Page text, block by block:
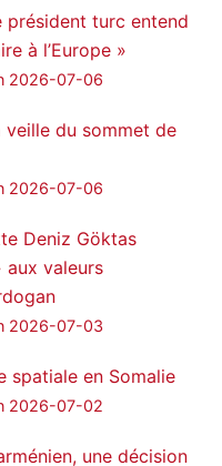
président turc entend
à l’Europe »
2026-07-06
veille du sommet de
2026-07-06
Deniz Göktas
aux valeurs
2026-07-03
spatiale en Somalie
2026-07-02
une décision